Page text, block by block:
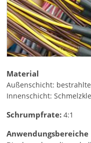
Material
Außenschicht:
Innenschicht:
Schrumpfrate: 4:1
Anwendungsbereiche